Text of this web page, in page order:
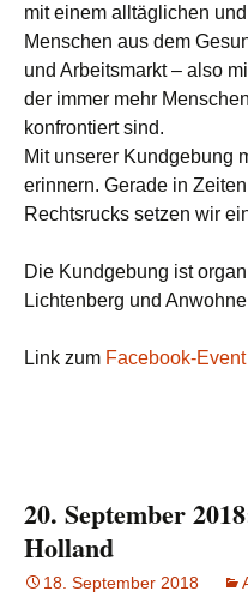
mit einem alltäglichen
Menschen aus dem
und Arbeitsmarkt – also
der immer mehr
konfrontiert sind.
Mit unserer Kundgebung
erinnern. Gerade in
Rechtsrucks setzen wir
Die Kundgebung ist
Lichtenberg und
Link zum Facebook-Event
20. September
Holland
18. September 2018